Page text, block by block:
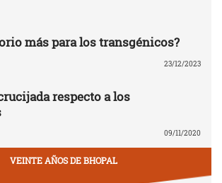
más para los transgénicos?
23/12/2023
respecto a los
09/11/2020
VEINTE AÑOS DE BHOPAL